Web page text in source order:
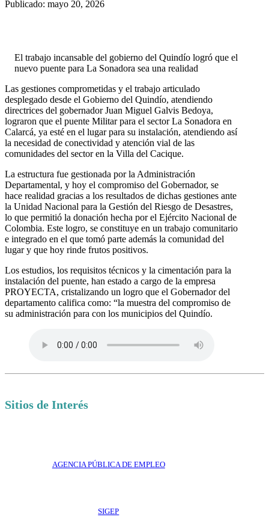
Publicado: mayo 20, 2026
El trabajo incansable del gobierno del Quindío logró que el
nuevo puente para La Sonadora sea una realidad
Las gestiones comprometidas y el trabajo articulado
desplegado desde el Gobierno del Quindío, atendiendo
directrices del gobernador Juan Miguel Galvis Bedoya,
lograron que el puente Militar para el sector La Sonadora en
Calarcá, ya esté en el lugar para su instalación, atendiendo así
la necesidad de conectividad y atención vial de las
comunidades del sector en la Villa del Cacique.
La estructura fue gestionada por la Administración
Departamental, y hoy el compromiso del Gobernador, se
hace realidad gracias a los resultados de dichas gestiones ante
la Unidad Nacional para la Gestión del Riesgo de Desastres,
lo que permitió la donación hecha por el Ejército Nacional de
Colombia. Este logro, se constituye en un trabajo comunitario
e integrado en el que tomó parte además la comunidad del
lugar y que hoy rinde frutos positivos.
Los estudios, los requisitos técnicos y la cimentación para la
instalación del puente, han estado a cargo de la empresa
PROYECTA, cristalizando un logro que el Gobernador del
departamento califica como: “la muestra del compromiso de
su administración para con los municipios del Quindío.
Sitios de Interés
AGENCIA PÚBLICA DE EMPLEO
SIGEP